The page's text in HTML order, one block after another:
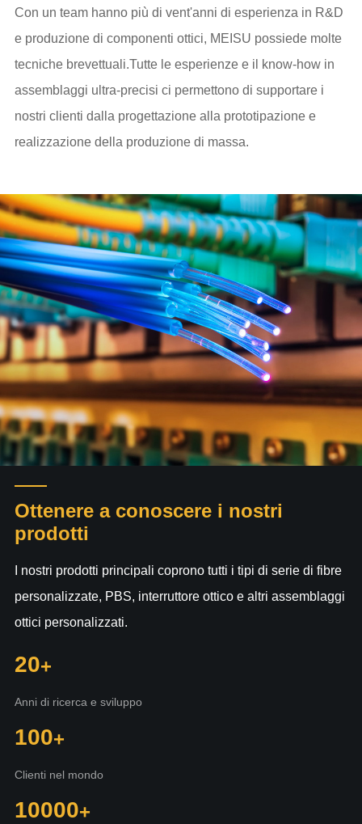
Con un team hanno più di vent'anni di esperienza in R&D
e produzione di componenti ottici, MEISU possiede molte
tecniche brevettuali.Tutte le esperienze e il know-how in
assemblaggi ultra-precisi ci permettono di supportare i
nostri clienti dalla progettazione alla prototipazione e
realizzazione della produzione di massa.
Ottenere a conoscere i nostri
prodotti
I nostri prodotti principali coprono tutti i tipi di serie di fibre
personalizzate, PBS, interruttore ottico e altri assemblaggi
ottici personalizzati.
20
Anni di ricerca e sviluppo
100
Clienti nel mondo
10000